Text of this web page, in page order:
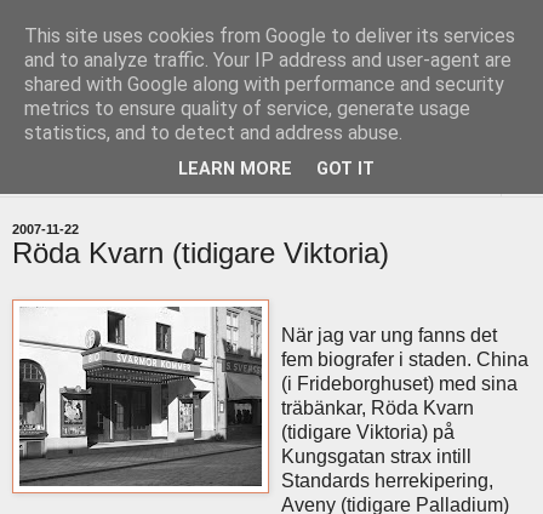
uddevallabloggen.se
med stort och smått från Uddevallas horisont
2007-11-22
Röda Kvarn (tidigare Viktoria)
När jag var ung fanns det
fem biografer i staden. China
(i Frideborghuset) med sina
träbänkar, Röda Kvarn
(tidigare Viktoria) på
Kungsgatan strax intill
Standards herrekipering,
Aveny (tidigare Palladium)
This site uses cookies from Google to deliver its services
and to analyze traffic. Your IP address and user-agent are
shared with Google along with performance and security
metrics to ensure quality of service, generate usage
statistics, and to detect and address abuse.
LEARN MORE GOT IT